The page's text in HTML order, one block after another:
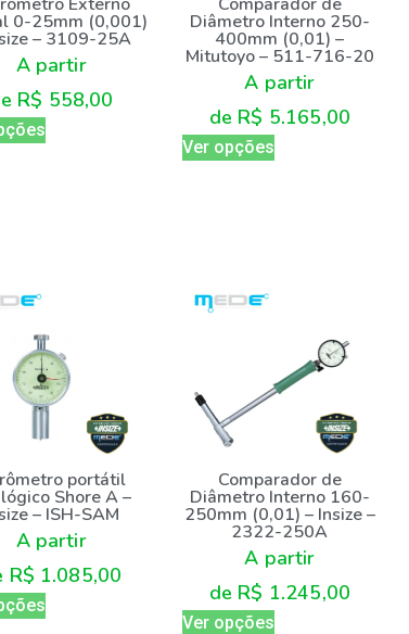
0-25mm (0,001)
– 3109-25A
A partir
R$ 558,00
Diâmetro Interno 250-
400mm (0,01) –
Mitutoyo – 511-716-20
A partir
de R$ 5.165,00
Ver opções
portátil
Shore A –
– ISH-SAM
A partir
R$ 1.085,00
Comparador de
Diâmetro Interno 160-
250mm (0,01) – Insize –
2322-250A
A partir
de R$ 1.245,00
Ver opções